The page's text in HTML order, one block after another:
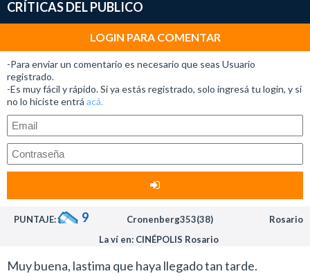
CRÍTICAS DEL PUBLICO
LOGIN PARA COMENTAR
-Para enviar un comentario es necesario que seas Usuario
registrado.
-Es muy fácil y rápido. Si ya estás registrado, solo ingresá tu login, y si
no lo hiciste entrá acá.
PUNTAJE: 9 Cronenberg353(38)
Rosario
La ví en: CINÉPOLIS Rosario
Muy buena, lastima que haya llegado tan tarde.